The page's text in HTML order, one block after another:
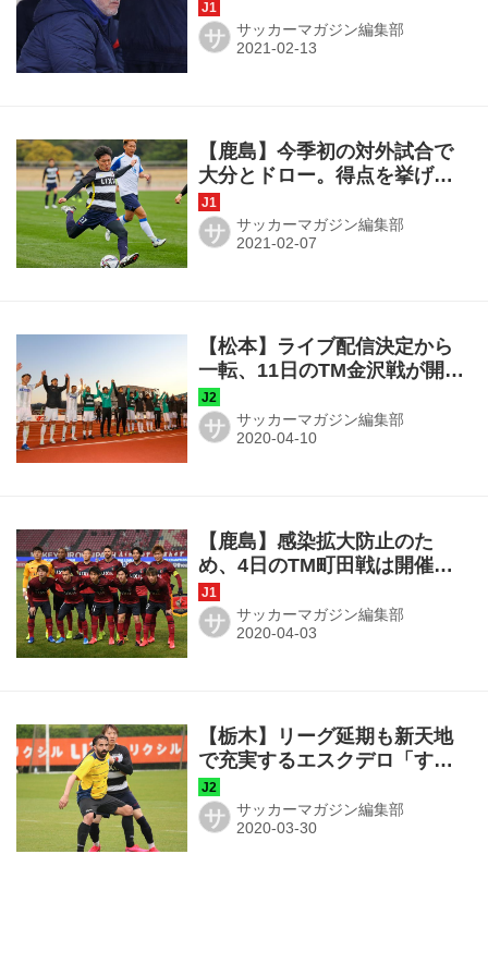
督「収穫のあるキャンプでし
た」
サ サッカーマガジン編集部
【鹿島】今季初の対外試合で
大分とドロー。得点を挙げた
松村優太「今年は結果を大事
にしたい」
サ サッカーマガジン編集部
【松本】ライブ配信決定から
一転、11日のTM金沢戦が開催
中止
サ サッカーマガジン編集部
【鹿島】感染拡大防止のた
め、4日のTM町田戦は開催自
粛
サ サッカーマガジン編集部
【栃木】リーグ延期も新天地
で充実するエスクデロ「すご
く楽しい」
サ サッカーマガジン編集部